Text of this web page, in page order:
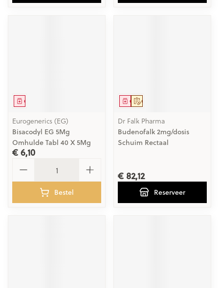
Geneesmiddel
Eurogenerics (EG)
Bisacodyl EG 5Mg
Omhulde Tabl 40 X 5Mg
€ 6,10
Bestel
Op voorschrift
Geneesmiddel
Dr Falk Pharma
Budenofalk 2mg/dosis
Schuim Rectaal
€ 82,12
Reserveer